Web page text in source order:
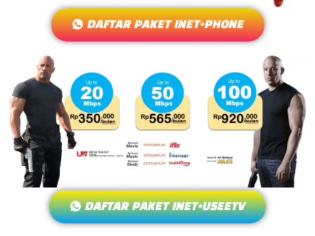
DAFTAR PAKET INET+PHONE
DAFTAR PAKET INET+USEETV